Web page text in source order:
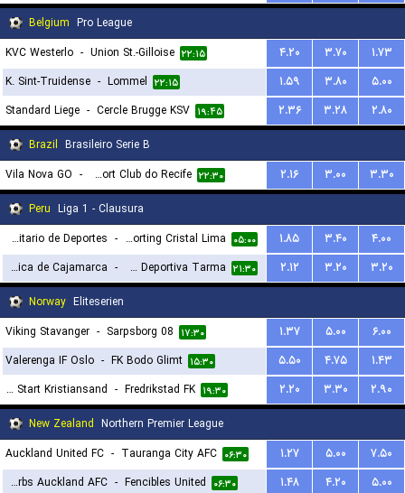
Belgium Pro League
KVC Westerlo - Union St.-Gilloise ۲۲:۱۵ ۴.۲۰ ۳.۷۰
۱.۷۳
K. Sint-Truidense - Lommel ۲۲:۱۵ ۱.۵۹ ۳.۸۰
۵.۰۰
Standard Liege - Cercle Brugge KSV ۱۹:۴۵ ۲.۳۶ ۳.۲۸
۲.۸۰
Brazil Brasileiro Serie B
Vila Nova GO - Sport Club do Recife ۲۲:۳۰ ۲.۱۶ ۳.۰۰
۳.۳۰
Peru Liga 1 - Clausura
Universitario de Deportes
- Sporting Cristal Lima ۰۵:۰۰ ۱.۸۵ ۳.۴۰
۴.۰۰
Universidad Tecnica de Cajamarca
- Asociacion Deportiva Tarma ۲۱:۳۰ ۲.۱۲ ۳.۲۰
۳.۲۰
Norway Eliteserien
Viking Stavanger - Sarpsborg 08 ۱۷:۳۰ ۱.۳۷ ۵.۰۰
۶.۰۰
Valerenga IF Oslo - FK Bodo Glimt ۱۵:۳۰ ۵.۵۰ ۴.۷۵
۱.۴۳
IK Start Kristiansand
- Fredrikstad FK ۱۹:۳۰ ۲.۲۰ ۳.۳۰
۲.۹۰
New Zealand Northern Premier League
Auckland United FC - Tauranga City AFC ۰۶:۳۰ ۱.۲۷ ۵.۰۰
۷.۵۰
Eastern Suburbs Auckland AFC
- Fencibles United ۰۶:۳۰ ۱.۴۸ ۴.۲۰
۵.۰۰